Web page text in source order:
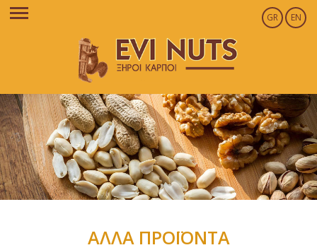
GR EN
ΑΛΛΑ ΠΡΟΪΟΝΤΑ